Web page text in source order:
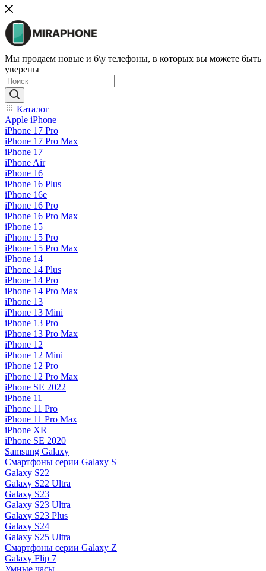
Мы продаем новые и б\у телефоны, в которых вы можете быть
уверены
Каталог
Apple iPhone
iPhone 17 Pro
iPhone 17 Pro Max
iPhone 17
iPhone Air
iPhone 16
iPhone 16 Plus
iPhone 16e
iPhone 16 Pro
iPhone 16 Pro Max
iPhone 15
iPhone 15 Pro
iPhone 15 Pro Max
iPhone 14
iPhone 14 Plus
iPhone 14 Pro
iPhone 14 Pro Max
iPhone 13
iPhone 13 Mini
iPhone 13 Pro
iPhone 13 Pro Max
iPhone 12
iPhone 12 Mini
iPhone 12 Pro
iPhone 12 Pro Max
iPhone SE 2022
iPhone 11
iPhone 11 Pro
iPhone 11 Pro Max
iPhone XR
iPhone SE 2020
Samsung Galaxy
Смартфоны серии Galaxy S
Galaxy S22
Galaxy S22 Ultra
Galaxy S23
Galaxy S23 Ultra
Galaxy S23 Plus
Galaxy S24
Galaxy S25 Ultra
Смартфоны серии Galaxy Z
Galaxy Flip 7
Умные часы